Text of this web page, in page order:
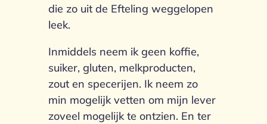
die zo uit de Efteling weggelopen
leek.
Inmiddels neem ik geen koffie,
suiker, gluten, melkproducten,
zout en specerijen. Ik neem zo
min mogelijk vetten om mijn lever
zoveel mogelijk te ontzien. En ter